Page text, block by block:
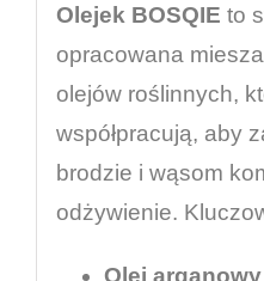
Olejek BOSQIE to
opracowana
olejów roślinnych,
współpracują, aby
brodzie i wąsom
odżywienie.
Olej arganowy